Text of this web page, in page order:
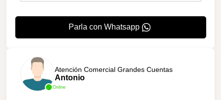
Parla con Whatsapp
Online
Atención Comercial Grandes Cuentas
Antonio